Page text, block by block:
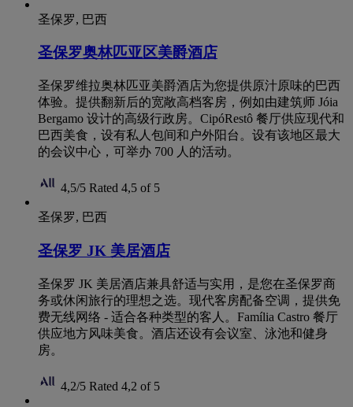
圣保罗, 巴西
圣保罗奥林匹亚区美爵酒店
圣保罗维拉奥林匹亚美爵酒店为您提供原汁原味的巴西
体验。提供翻新后的宽敞高档客房，例如由建筑师 Jóia
Bergamo 设计的高级行政房。CipóRestô 餐厅供应现代和
巴西美食，设有私人包间和户外阳台。设有该地区最大
的会议中心，可举办 700 人的活动。
4,5/5 Rated 4,5 of 5
圣保罗, 巴西
圣保罗 JK 美居酒店
圣保罗 JK 美居酒店兼具舒适与实用，是您在圣保罗商
务或休闲旅行的理想之选。现代客房配备空调，提供免
费无线网络 - 适合各种类型的客人。Família Castro 餐厅
供应地方风味美食。酒店还设有会议室、泳池和健身
房。
4,2/5 Rated 4,2 of 5